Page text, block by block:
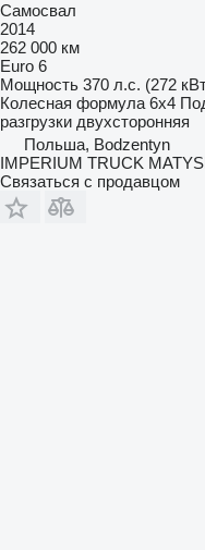
Самосвал
2014
262 000 км
Euro 6
Мощность 370 л.с. (272
Колесная формула 6x4
разгрузки двухсторонняя
Польша, Bodzentyn
IMPERIUM TRUCK
Связаться с продавцом